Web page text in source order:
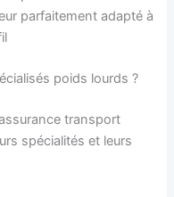
parfaitement adapté à
poids lourds ?
transport
spécialités et leurs